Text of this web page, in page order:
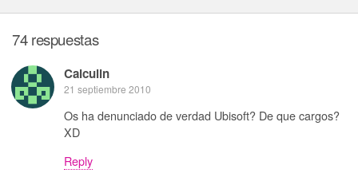
74 respuestas
Calculin
21 septiembre 2010
Os ha denunciado de verdad Ubisoft? De que cargos?
XD
Reply